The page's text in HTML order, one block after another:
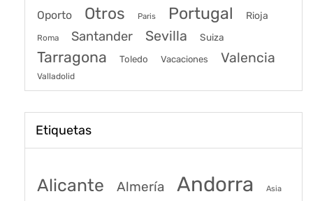
Oporto Otros Paris Portugal Rioja
Roma Santander Sevilla Suiza
Tarragona Toledo Vacaciones Valencia
Valladolid
Etiquetas
Alicante Almería Andorra Asia